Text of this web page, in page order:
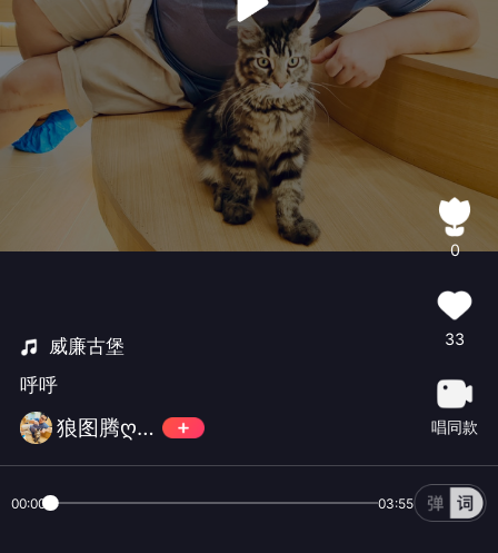
威廉古堡
呼呼
狼图腾ღ紅朲館®男神团副团长
0
33
唱同款
00:00 03:55